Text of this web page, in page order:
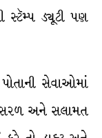
ડ્યૂટી પણ
સેવાઓમાં
સરળ અને સલામત